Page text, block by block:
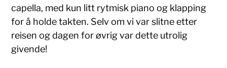
capella, med kun litt rytmisk piano og klapping
for å holde takten. Selv om vi var slitne etter
reisen og dagen for øvrig var dette utrolig
givende!